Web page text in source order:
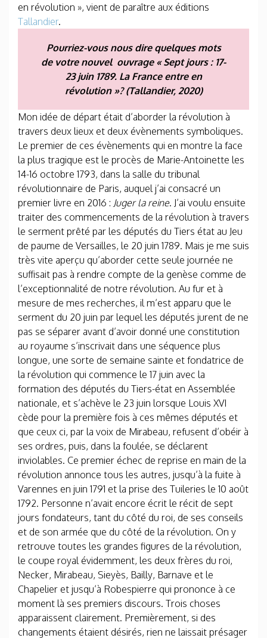
en révolution », vient de paraître aux éditions
Tallandier.
Pourriez-vous nous dire quelques mots
de votre nouvel ouvrage « Sept jours : 17-
23 juin 1789. La France entre en
révolution »? (Tallandier, 2020)
Mon idée de départ était d’aborder la révolution à
travers deux lieux et deux évènements symboliques.
Le premier de ces évènements qui en montre la face
la plus tragique est le procès de Marie-Antoinette les
14-16 octobre 1793, dans la salle du tribunal
révolutionnaire de Paris, auquel j’ai consacré un
premier livre en 2016 : Juger la reine. J’ai voulu ensuite
traiter des commencements de la révolution à travers
le serment prêté par les députés du Tiers état au Jeu
de paume de Versailles, le 20 juin 1789. Mais je me suis
très vite aperçu qu’aborder cette seule journée ne
suffisait pas à rendre compte de la genèse comme de
l’exceptionnalité de notre révolution. Au fur et à
mesure de mes recherches, il m’est apparu que le
serment du 20 juin par lequel les députés jurent de ne
pas se séparer avant d’avoir donné une constitution
au royaume s’inscrivait dans une séquence plus
longue, une sorte de semaine sainte et fondatrice de
la révolution qui commence le 17 juin avec la
formation des députés du Tiers-état en Assemblée
nationale, et s’achève le 23 juin lorsque Louis XVI
cède pour la première fois à ces mêmes députés et
que ceux ci, par la voix de Mirabeau, refusent d’obéir à
ses ordres, puis, dans la foulée, se déclarent
inviolables. Ce premier échec de reprise en main de la
révolution annonce tous les autres, jusqu’à la fuite à
Varennes en juin 1791 et la prise des Tuileries le 10 août
1792. Personne n’avait encore écrit le récit de sept
jours fondateurs, tant du côté du roi, de ses conseils
et de son armée que du côté de la révolution. On y
retrouve toutes les grandes figures de la révolution,
le coupe royal évidemment, les deux frères du roi,
Necker, Mirabeau, Sieyès, Bailly, Barnave et le
Chapelier et jusqu’à Robespierre qui prononce à ce
moment là ses premiers discours. Trois choses
apparaissent clairement. Premièrement, si des
changements étaient désirés, rien ne laissait présager